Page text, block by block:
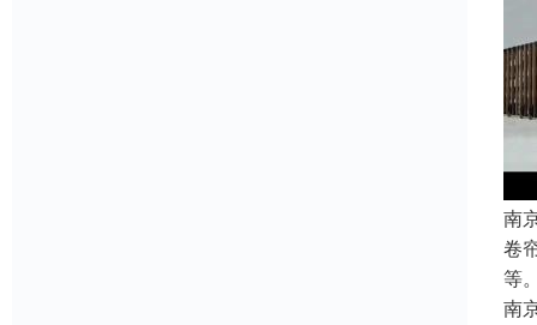
南
卷
等
南